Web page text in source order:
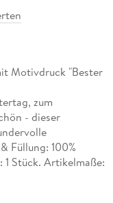
Motivdruck "Bester
zum
- dieser
Füllung: 100%
Stück. Artikelmaße: